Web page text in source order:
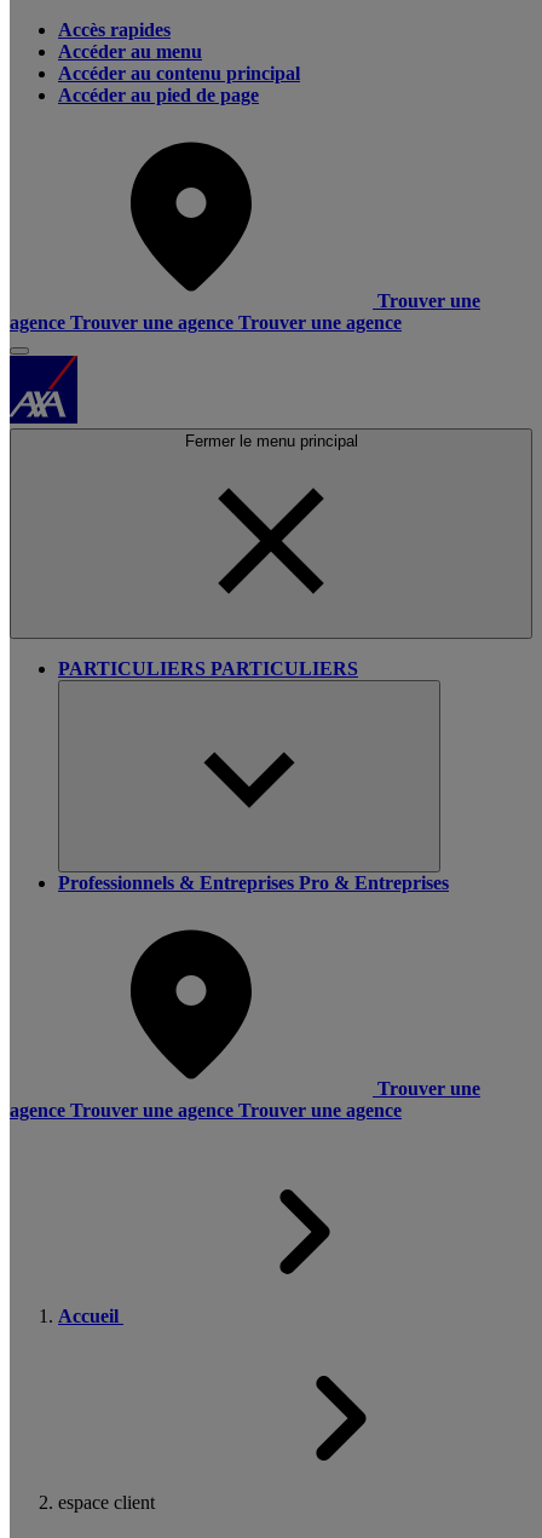
Accès rapides
Accéder au menu
Accéder au contenu principal
Accéder au pied de page
Trouver une
agence Trouver une agence Trouver une agence
Fermer le menu principal
PARTICULIERS PARTICULIERS
Professionnels & Entreprises Pro & Entreprises
Trouver une
agence Trouver une agence Trouver une agence
Accueil
espace client